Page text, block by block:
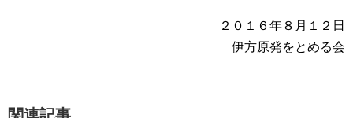
２０１６年８月１２日
伊方原発をとめる会